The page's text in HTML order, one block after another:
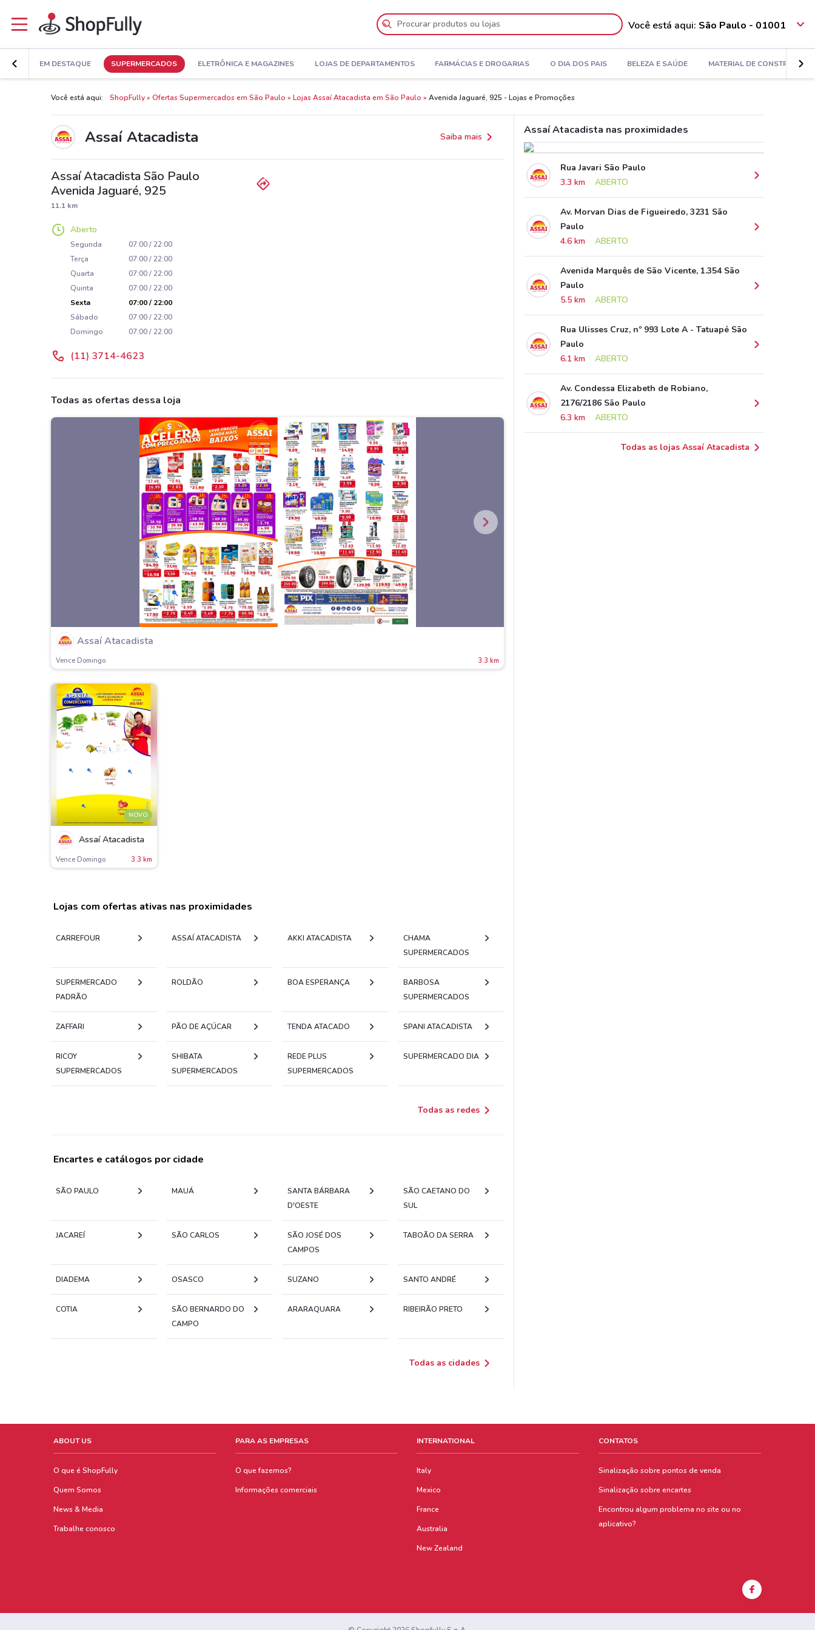
Você está aqui: São Paulo - 01001
EM DESTAQUE SUPERMERCADOS ELETRÔNICA E MAGAZINES LOJAS DE DEPARTAMENTOS FARMÁCIAS E DROGARIAS O DIA DOS PAIS BELEZA E SAÚDE MATERIAL DE CONSTRUÇÃO
Você está aqui: ShopFully Ofertas Supermercados em São Paulo Lojas Assaí Atacadista em São Paulo Avenida Jaguaré, 925 - Lojas e Promoções
Assaí Atacadista Saiba mais
Assaí Atacadista São Paulo
Avenida Jaguaré, 925
11.1 km
Aberto
Segunda
07:00 / 22:00
Terça
07:00 / 22:00
Quarta
07:00 / 22:00
Quinta
07:00 / 22:00
Sexta
07:00 / 22:00
Sábado
07:00 / 22:00
Domingo
07:00 / 22:00
(11) 3714-4623
Todas as ofertas dessa loja
Assaí Atacadista
Vence Domingo 3.3 km
NOVO
Assaí Atacadista
Vence Domingo 3.3 km
Assaí Atacadista nas proximidades
Rua Javari São Paulo
3.3 km
ABERTO
Av. Morvan Dias de Figueiredo, 3231 São
Paulo
4.6 km
ABERTO
Avenida Marquês de São Vicente, 1.354 São
Paulo
5.5 km
ABERTO
Rua Ulisses Cruz, nº 993 Lote A - Tatuapé São
Paulo
6.1 km
ABERTO
Av. Condessa Elizabeth de Robiano,
2176/2186 São Paulo
6.3 km
ABERTO
Todas as lojas Assaí Atacadista
Lojas com ofertas ativas nas proximidades
CARREFOUR ASSAÍ ATACADISTA AKKI ATACADISTA
CHAMA
SUPERMERCADOS
SUPERMERCADO
PADRÃO
ROLDÃO BOA ESPERANÇA
BARBOSA
SUPERMERCADOS
ZAFFARI PÃO DE AÇÚCAR TENDA ATACADO SPANI ATACADISTA
RICOY
SUPERMERCADOS
SHIBATA
SUPERMERCADOS
REDE PLUS
SUPERMERCADOS
SUPERMERCADO DIA
Todas as redes
Encartes e catálogos por cidade
SÃO PAULO MAUÁ
SANTA BÁRBARA
D'OESTE
SÃO CAETANO DO
SUL
JACAREÍ SÃO CARLOS
SÃO JOSÉ DOS
CAMPOS
TABOÃO DA SERRA
DIADEMA OSASCO SUZANO SANTO ANDRÉ
COTIA
SÃO BERNARDO DO
CAMPO
ARARAQUARA RIBEIRÃO PRETO
Todas as cidades
ABOUT US
O que é ShopFully
Quem Somos
News & Media
Trabalhe conosco
PARA AS EMPRESAS
O que fazemos?
Informações comerciais
INTERNATIONAL
Italy
Mexico
France
Australia
New Zealand
CONTATOS
Sinalização sobre pontos de venda
Sinalização sobre encartes
Encontrou algum problema no site ou no
aplicativo?